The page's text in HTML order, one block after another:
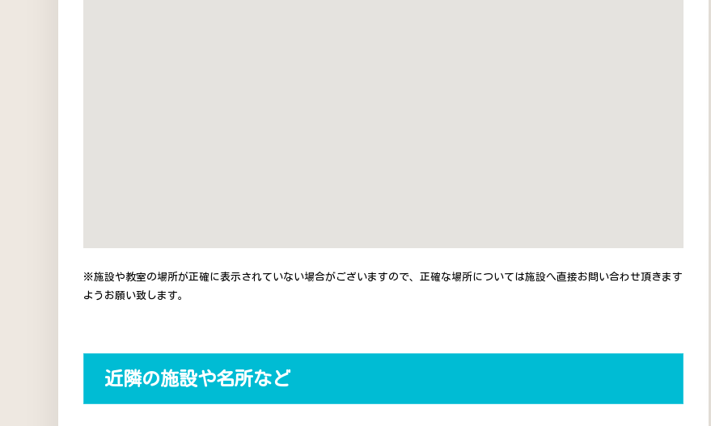
※施設や教室の場所が正確に表示されていない場合がございますので、正確な場所については施設へ直接お問い合わせ頂きます
ようお願い致します。
近隣の施設や名所など